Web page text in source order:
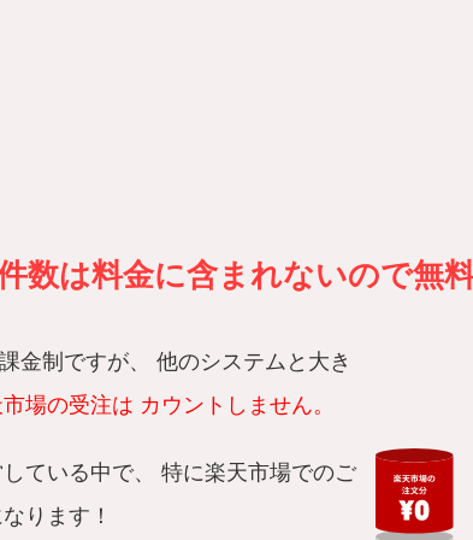
数は料金に含まれないので無
金制ですが、 他のシステムと大き
場の受注は カウントしません。
ている中で、 特に楽天市場でのご
ります！